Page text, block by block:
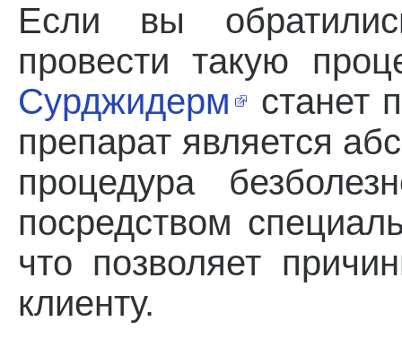
Если вы
провести такую
Сурджидерм
станет
препарат является
процедура
посредством
что позволяет
клиенту.